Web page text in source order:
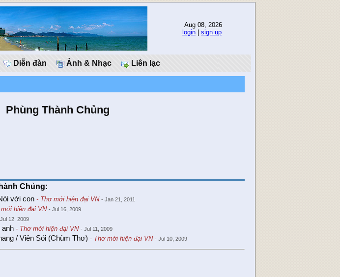
Aug 08, 2026
login
sign up
Diễn đàn Ảnh & Nhạc Liên lạc
Phùng Thành Chủng
Chủng:
với con - Thơ mới hiện đại VN - Jan 21, 2011
hiện đại VN - Jul 16, 2009
12, 2009
anh - Thơ mới hiện đại VN - Jul 11, 2009
/ Viên Sỏi (Chùm Thơ) - Thơ mới hiện đại VN - Jul 10, 2009